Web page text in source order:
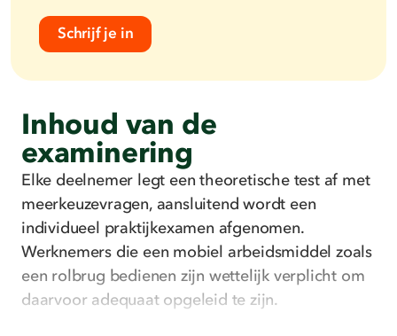
Schrijf je in
Inhoud van de
examinering
Elke deelnemer legt een theoretische test af met
meerkeuzevragen, aansluitend wordt een
individueel praktijkexamen afgenomen.
Werknemers die een mobiel arbeidsmiddel zoals
een rolbrug bedienen zijn wettelijk verplicht om
daarvoor adequaat opgeleid te zijn.